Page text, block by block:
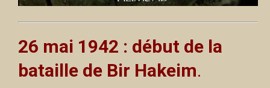
26 mai 1942 : début de la
bataille de Bir Hakeim.